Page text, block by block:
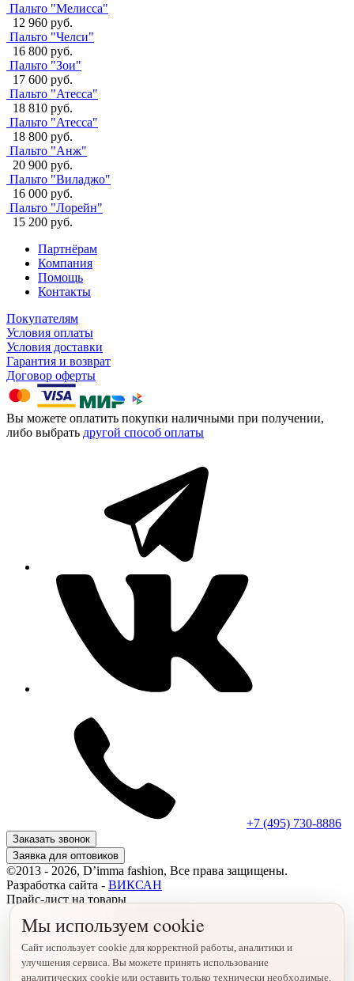
Пальто "Мелисса"
12 960 руб.
Пальто "Челси"
16 800 руб.
Пальто "Зои"
17 600 руб.
Пальто "Атесса"
18 810 руб.
Пальто "Атесса"
18 800 руб.
Пальто "Анж"
20 900 руб.
Пальто "Виладжо"
16 000 руб.
Пальто "Лорейн"
15 200 руб.
Партнёрам
Компания
Помощь
Контакты
Покупателям
Условия оплаты
Условия доставки
Гарантия и возврат
Договор оферты
Вы можете оплатить покупки наличными при получении,
либо выбрать другой способ оплаты
+7 (495) 730-8886
Заказать звонок
Заявка для оптовиков
©2013 - 2026, D’imma fashion, Все права защищены.
Разработка сайта - ВИКСАН
Прайс-лист на товары
Мы используем cookie
Сайт использует cookie для корректной работы, аналитики и
улучшения сервиса. Вы можете принять использование
аналитических cookie или оставить только технически необходимые.